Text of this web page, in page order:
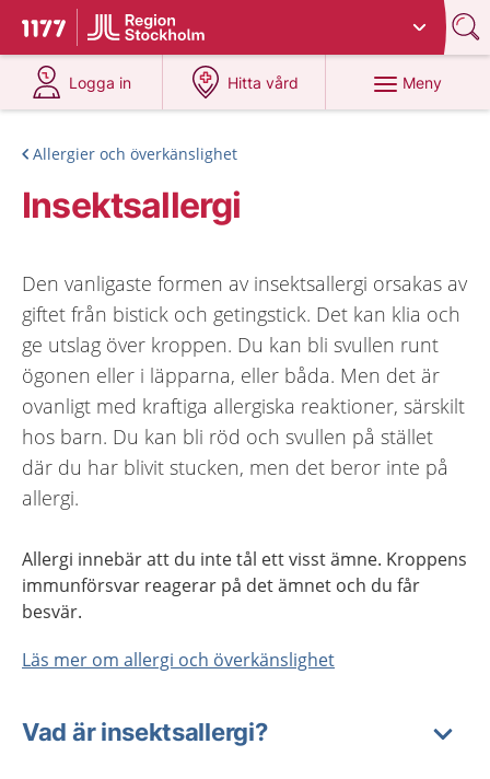
Till startsidan för 1177
Du har valt region
Logga in
på 1177.se
Hitta vård
på 1177.se
Meny
Allergier och överkänslighet
Insektsallergi
Den vanligaste formen av insektsallergi orsakas av
giftet från bistick och getingstick. Det kan klia och
ge utslag över kroppen. Du kan bli svullen runt
ögonen eller i läpparna, eller båda. Men det är
ovanligt med kraftiga allergiska reaktioner, särskilt
hos barn. Du kan bli röd och svullen på stället
där du har blivit stucken, men det beror inte på
allergi.
Allergi innebär att du inte tål ett visst ämne. Kroppens
immunförsvar reagerar på det ämnet och du får
besvär.
Läs mer om allergi och överkänslighet
Vad är insektsallergi?